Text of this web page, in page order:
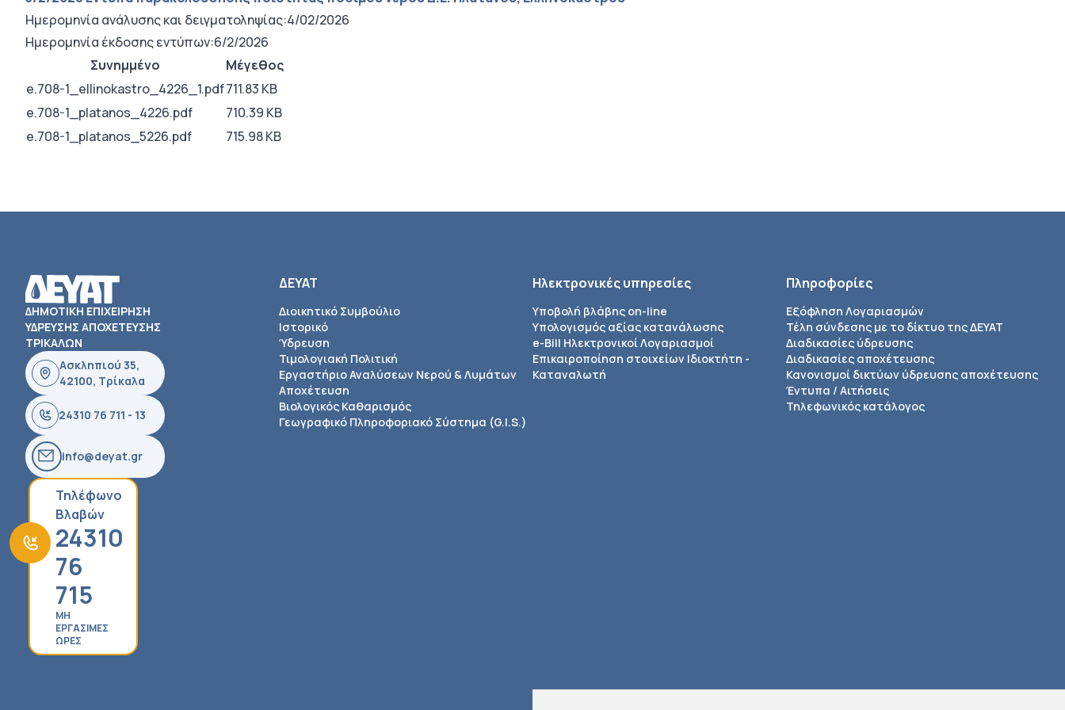
Ημερομηνία ανάλυσης και δειγματοληψίας:4/02/2026
Ημερομηνία έκδοσης εντύπων:6/2/2026
Συνημμένο
Μέγεθος
e.708-1_ellinokastro_4226_1.pdf711.83 KB
e.708-1_platanos_4226.pdf
710.39 KB
e.708-1_platanos_5226.pdf
715.98 KB
ΔΗΜΟΤΙΚΗ ΕΠΙΧΕΙΡΗΣΗ
ΥΔΡΕΥΣΗΣ ΑΠΟΧΕΤΕΥΣΗΣ
ΤΡΙΚΑΛΩΝ
Ασκληπιού 35,
42100, Τρίκαλα
24310 76 711 - 13
info@deyat.gr
Τηλέφωνο
Βλαβών
24310
76
715
ΜΗ
ΕΡΓΑΣΙΜΕΣ
ΩΡΕΣ
ΔΕΥΑΤ
Διοικητικό Συμβούλιο
Ιστορικό
Ύδρευση
Τιμολογιακή Πολιτική
Εργαστήριο Αναλύσεων Νερού & Λυμάτων
Αποχέτευση
Βιολογικός Καθαρισμός
Γεωγραφικό Πληροφοριακό Σύστημα (G.I.S.)
Ηλεκτρονικές υπηρεσίες
Υποβολή βλάβης on-line
Υπολογισμός αξίας κατανάλωσης
e-Bill Ηλεκτρονικοί Λογαριασμοί
Επικαιροποίηση στοιχείων Ιδιοκτήτη -
Καταναλωτή
Πληροφορίες
Εξόφληση Λογαριασμών
Τέλη σύνδεσης με το δίκτυο της ΔΕΥΑΤ
Διαδικασίες ύδρευσης
Διαδικασίες αποχέτευσης
Κανονισμοί δικτύων ύδρευσης αποχέτευσης
Έντυπα / Αιτήσεις
Τηλεφωνικός κατάλογος